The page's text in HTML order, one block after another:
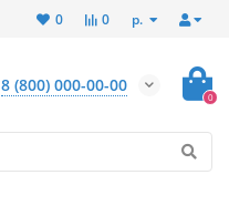
р.
0
0
8 (800) 000-00-00
0